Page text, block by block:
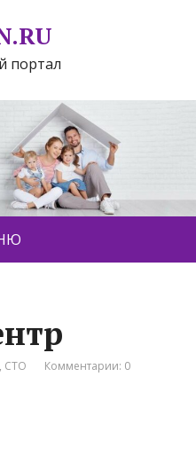
портал
, СТО Комментарии: 0